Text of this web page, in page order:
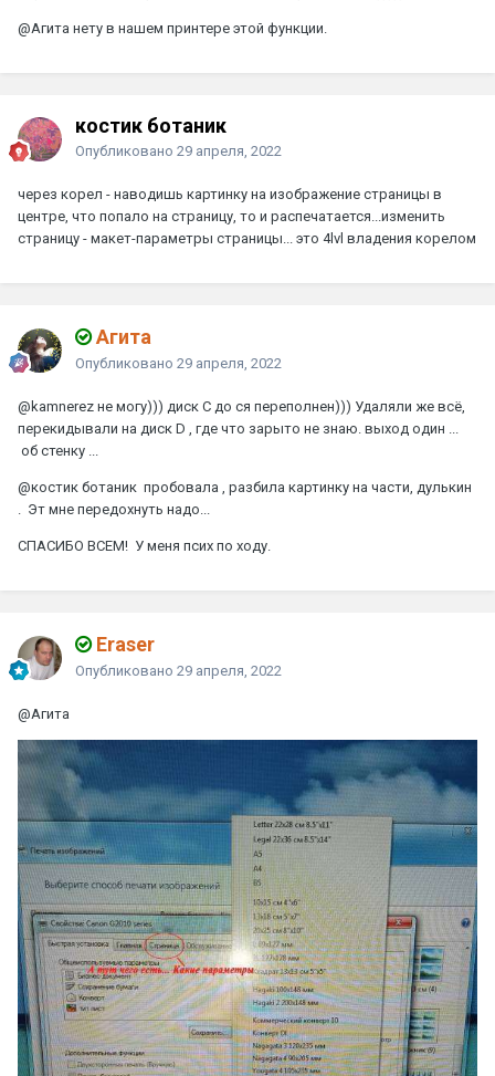
@Агита нету в нашем принтере этой функции.
костик ботаник
Опубликовано 29 апреля, 2022
через корел - наводишь картинку на изображение страницы в
центре, что попало на страницу, то и распечатается...изменить
страницу - макет-параметры страницы... это 4lvl владения корелом
Агита
Опубликовано 29 апреля, 2022
@kamnerez не могу))) диск С до ся переполнен))) Удаляли же всё,
перекидывали на диск D , где что зарыто не знаю. выход один ...
об стенку ...
@костик ботаник пробовала , разбила картинку на части, дулькин
. Эт мне передохнуть надо...
СПАСИБО ВСЕМ! У меня псих по ходу.
Eraser
Опубликовано 29 апреля, 2022
@Агита